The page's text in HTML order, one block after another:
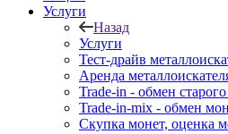
Услуги
Назад
Услуги
Тест-драйв
Аренда
Trade-in - обмен
Trade-in-mix - обмен
Скупка монет, оценка